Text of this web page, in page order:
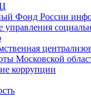
Фонд России
Московской
коррупции